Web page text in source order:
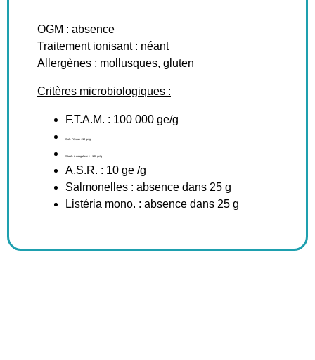
OGM : absence
Traitement ionisant : néant
Allergènes : mollusques, gluten
Critères microbiologiques :
F.T.A.M. : 100 000 ge/g
Coli. Fécaux : 10 ge/g
Staph. à coagulase + : 100 ge/g
A.S.R. : 10 ge /g
Salmonelles : absence dans 25 g
Listéria mono. : absence dans 25 g